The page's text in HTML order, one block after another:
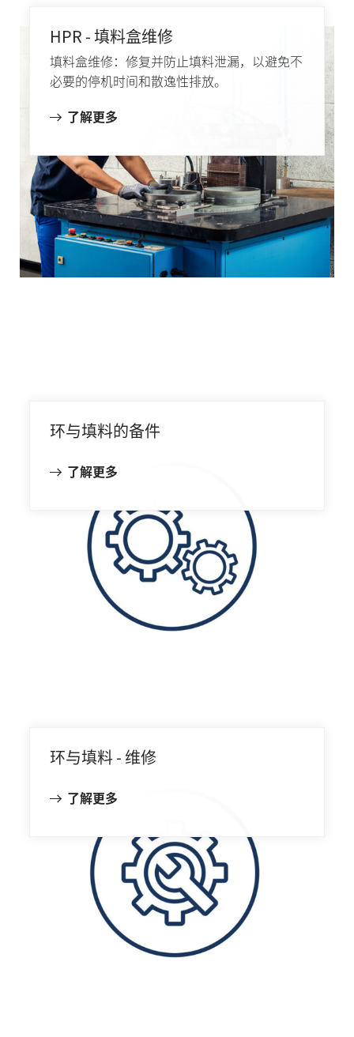
HPR - 填料盒维修
填料盒维修：修复并防止填料泄漏，以避免不
必要的停机时间和散逸性排放。
了解更多
更多环与填料解决方案
环与填料的备件
了解更多
环与填料 - 维修
了解更多